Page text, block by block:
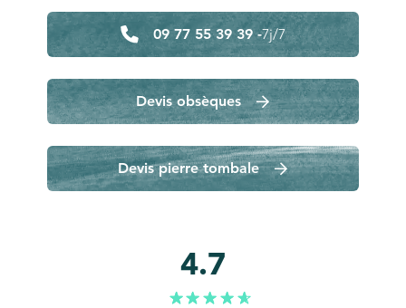
09 77 55 39 39 -7j/7
Devis obsèques
Devis pierre tombale
4.7